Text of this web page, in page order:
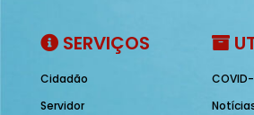
SERVIÇOS
Cidadão
Servidor
COVID-